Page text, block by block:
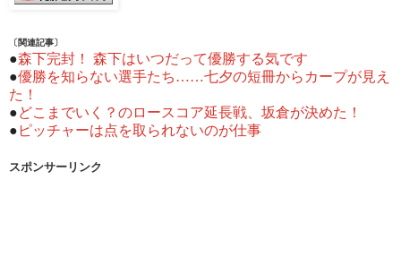
〔関連記事〕
●森下完封！ 森下はいつだって優勝する気です
●優勝を知らない選手たち……七夕の短冊からカープが見え
た！
●どこまでいく？のロースコア延長戦、坂倉が決めた！
● ピッチャーは点を取られないのが仕事
スポンサーリンク